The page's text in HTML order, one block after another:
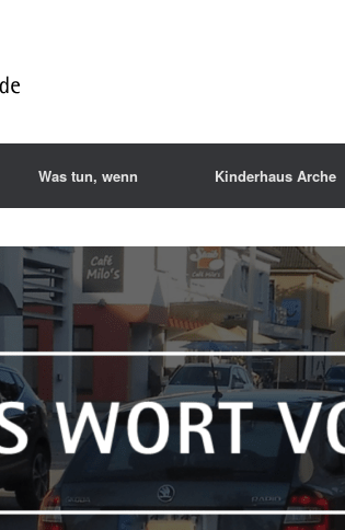
Was tun, wenn Kinderhaus Arche